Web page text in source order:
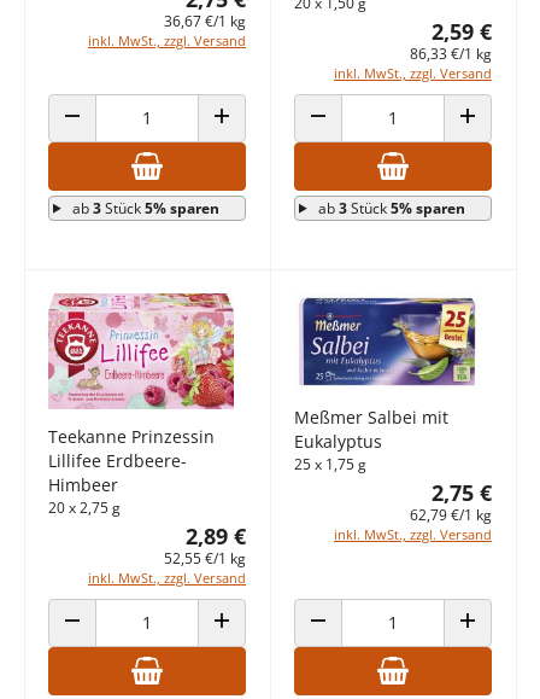
36,67 €/1 kg
inkl. MwSt., zzgl. Versand
ANZAHL VERRINGERN ANZAHL ERHÖHEN
ab3Stück5% sparen
2,59 €
86,33 €/1 kg
inkl. MwSt., zzgl. Versand
ANZAHL VERRINGERN ANZAHL
ab3Stück5% sparen
Teekanne Prinzessin
Lillifee Erdbeere-
Himbeer
20 x 2,75 g
2,89 €
52,55 €/1 kg
inkl. MwSt., zzgl. Versand
ANZAHL VERRINGERN ANZAHL ERHÖHEN
Meßmer Salbei mit
Eukalyptus
25 x 1,75 g
2,75 €
62,79 €/1 kg
inkl. MwSt., zzgl. Versand
ANZAHL VERRINGERN ANZAHL